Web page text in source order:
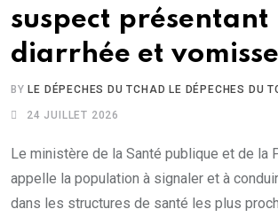
suspect présentant
diarrhée et
BYLE DÉPECHES DU TCHAD LE DÉPECHES DU
24 JUILLET 2026
Le ministère de la Santé publique et de la
appelle la population à signaler et à
dans les structures de santé les plus